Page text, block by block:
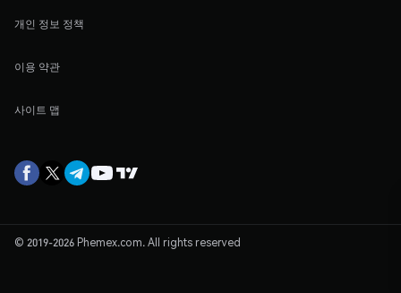
개인 정보 정책
이용 약관
사이트 맵
© 2019-2026 Phemex.com. All rights reserved